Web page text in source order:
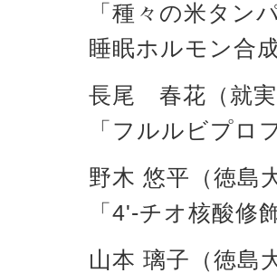
「種々の米タン
睡眠ホルモン合
長尾 春花（就
「フルルビプロ
野木 悠平（徳島
「4'-チオ核酸修
山本 璃子（徳島